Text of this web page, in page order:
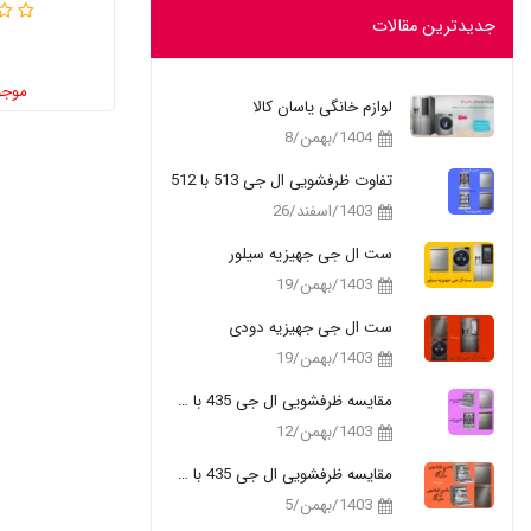
جدیدترین مقالات
لوازم خانگی یاسان کالا
1404/بهمن/8
تفاوت ظرفشویی ال جی 513 با 512
1403/اسفند/26
ست ال جی جهیزیه سیلور
1403/بهمن/19
ست ال جی جهیزیه دودی
1403/بهمن/19
مقایسه ظرفشویی ال جی 435 با 335
1403/بهمن/12
مقایسه ظرفشویی ال جی 435 با 325
1403/بهمن/5